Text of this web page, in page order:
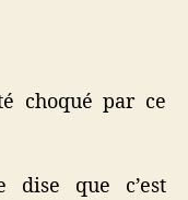
choqué par ce
que c’est